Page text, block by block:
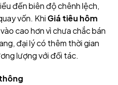
đến biên độ chênh lệch,
vốn. Khi Giá tiêu hôm
cao hơn vì chưa chắc bán
đại lý có thêm thời gian
lượng với đối tác.